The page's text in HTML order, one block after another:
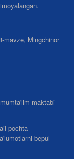
mavze, Mingchinor
maktabi
pochta
bepul